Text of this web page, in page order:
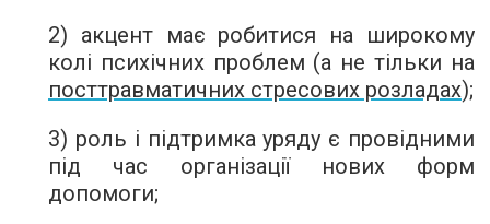
2) акцент має робитися на широкому
колі психічних проблем (а не тільки на
посттравматичних стресових розладах);
3) роль і підтримка уряду є провідними
під час організації нових форм
допомоги;